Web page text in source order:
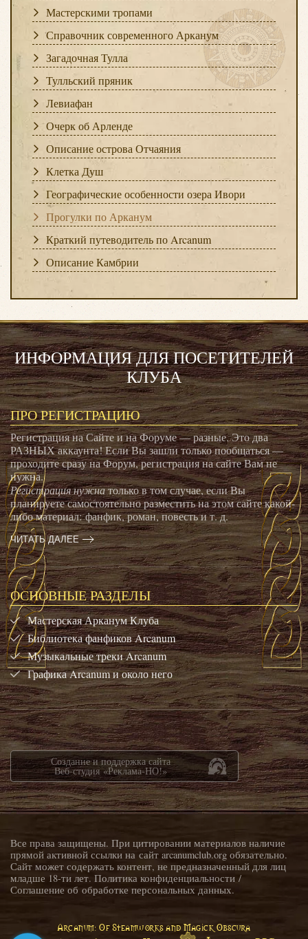
Мастерскими тропами
Справочник современного Арканум
Загадочная Тулла
Тулльский пряник
Левиафан
Очерк об Арленде
Описание острова Отчаяния
Клетка Душ
Географические особенности озера Ивори
Прогулки по Арканум
Краткий путеводитель по Arcanum
Описание Камбрии
ИНФОРМАЦИЯ ДЛЯ ПОСЕТИТЕЛЕЙ
КЛУБА
ПРО РЕГИСТРАЦИЮ
Регистрация на Сайте и на Форуме — разные. Это два
РАЗНЫХ аккаунта! Если Вы зашли только пообщаться —
проходите сразу на Форум, регистрация на сайте Вам не
нужна.
Регистрация нужнатолько в том случае, если Вы
планируете самостоятельно разместить на этом сайте какой-
либо материал: фанфик, роман, повесть и т. д.
ЧИТАТЬ ДАЛЕЕ
ОСНОВНЫЕ РАЗДЕЛЫ
Мастерская Арканум Клуба
Библиотека фанфиков Arcanum
Музыкальные треки Arcanum
Графика Arcanum и около него
Создание и поддержка сайта
Веб-студия «Реклама-НО!»
Все права защищены. При цитировании материалов наличие
прямой активной ссылки на сайт arcanumclub.org обязательно.
Сайт может содержать контент, не предназначенный для лиц
младше 18-ти лет. Политика конфиденциальности /
Соглашение об обработке персональных данных.
Arcanum: Of Steamworks and Magick Obscura